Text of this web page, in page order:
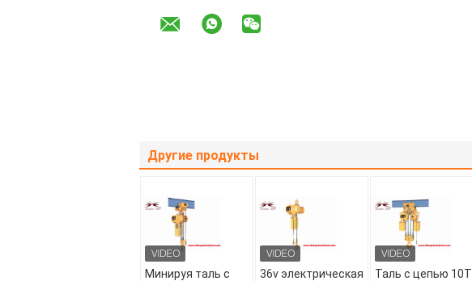
Другие продукты
Минируя таль с
36v электрическая
Таль с цепью 10T